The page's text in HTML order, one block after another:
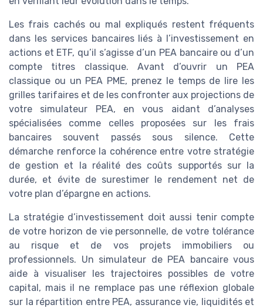
Les frais cachés ou mal expliqués restent fréquents
dans les services bancaires liés à l’investissement en
actions et ETF, qu’il s’agisse d’un PEA bancaire ou d’un
compte titres classique. Avant d’ouvrir un PEA
classique ou un PEA PME, prenez le temps de lire les
grilles tarifaires et de les confronter aux projections de
votre simulateur PEA, en vous aidant d’analyses
spécialisées comme celles proposées sur les frais
bancaires souvent passés sous silence. Cette
démarche renforce la cohérence entre votre stratégie
de gestion et la réalité des coûts supportés sur la
durée, et évite de surestimer le rendement net de
votre plan d’épargne en actions.
La stratégie d’investissement doit aussi tenir compte
de votre horizon de vie personnelle, de votre tolérance
au risque et de vos projets immobiliers ou
professionnels. Un simulateur de PEA bancaire vous
aide à visualiser les trajectoires possibles de votre
capital, mais il ne remplace pas une réflexion globale
sur la répartition entre PEA, assurance vie, liquidités et